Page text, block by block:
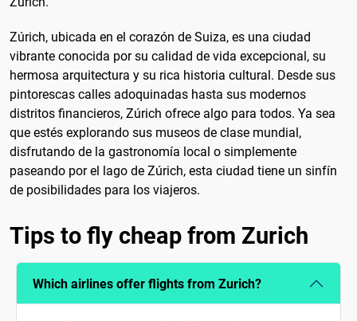
Zúrich, ubicada en el corazón de Suiza, es una ciudad
vibrante conocida por su calidad de vida excepcional, su
hermosa arquitectura y su rica historia cultural. Desde sus
pintorescas calles adoquinadas hasta sus modernos
distritos financieros, Zúrich ofrece algo para todos. Ya sea
que estés explorando sus museos de clase mundial,
disfrutando de la gastronomía local o simplemente
paseando por el lago de Zúrich, esta ciudad tiene un sinfín
de posibilidades para los viajeros.
Tips to fly cheap from Zurich
Which airlines offer flights from Zurich?